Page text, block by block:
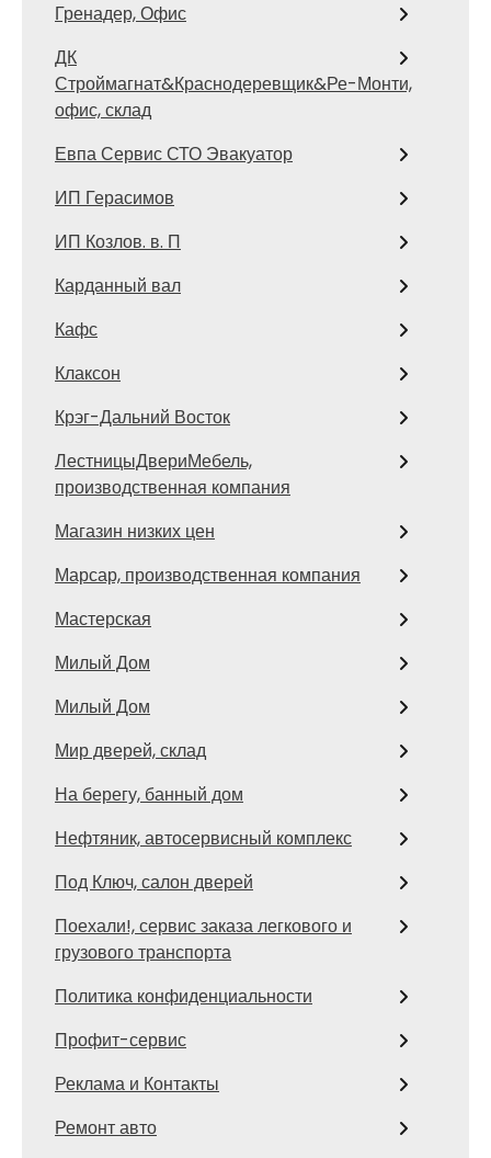
Гренадер, Офис
ДК
Строймагнат&Краснодеревщик&Ре-Монти,
офис, склад
Евпа Сервис СТО Эвакуатор
ИП Герасимов
ИП Козлов. в. П
Карданный вал
Кафс
Клаксон
Крэг-Дальний Восток
ЛестницыДвериМебель,
производственная компания
Магазин низких цен
Марсар, производственная компания
Мастерская
Милый Дом
Милый Дом
Мир дверей, склад
На берегу, банный дом
Нефтяник, автосервисный комплекс
Под Ключ, салон дверей
Поехали!, сервис заказа легкового и
грузового транспорта
Политика конфиденциальности
Профит-сервис
Реклама и Контакты
Ремонт авто